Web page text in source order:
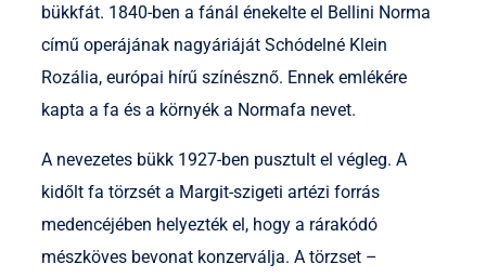
bükkfát. 1840-ben a fánál énekelte el Bellini Norma
című operájának nagyáriáját Schódelné Klein
Rozália, európai hírű színésznő. Ennek emlékére
kapta a fa és a környék a Normafa nevet.
A nevezetes bükk 1927-ben pusztult el végleg. A
kidőlt fa törzsét a Margit-szigeti artézi forrás
medencéjében helyezték el, hogy a rárakódó
mészköves bevonat konzerválja. A törzset –